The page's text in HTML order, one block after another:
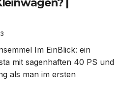
Im EinBlick: ein
mit sagenhaften 40 PS und
als man im ersten